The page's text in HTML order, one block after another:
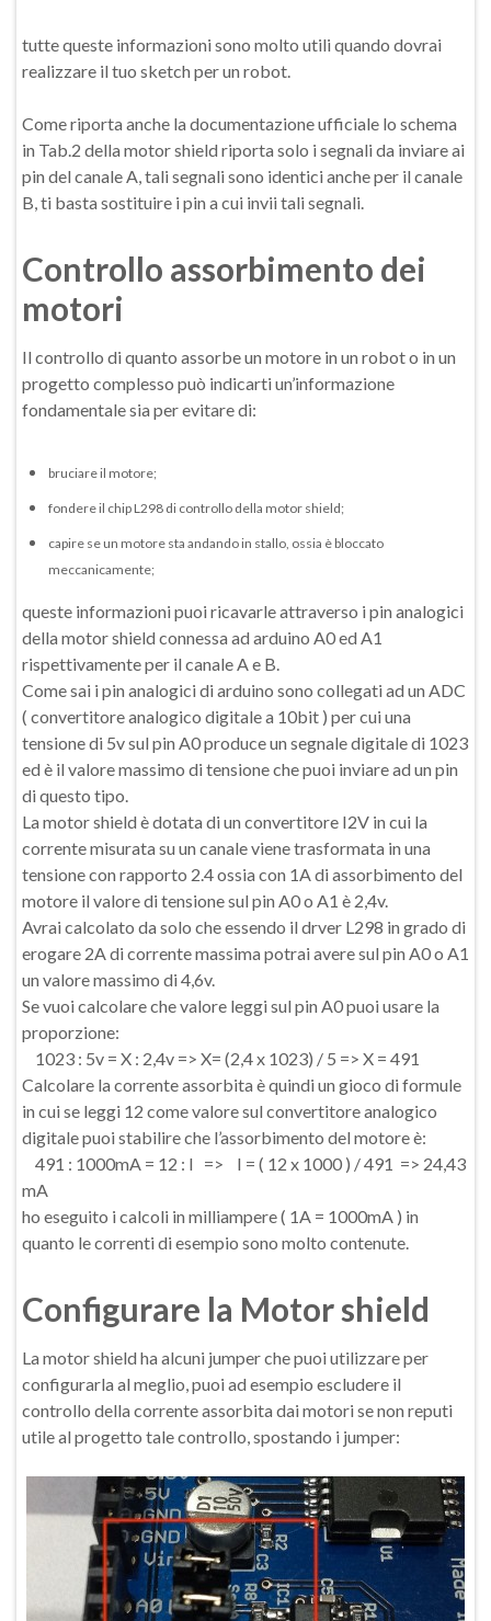
tutte queste informazioni sono molto utili quando dovrai
realizzare il tuo sketch per un robot.
Come riporta anche la documentazione ufficiale lo schema
in Tab.2 della motor shield riporta solo i segnali da inviare ai
pin del canale A, tali segnali sono identici anche per il canale
B, ti basta sostituire i pin a cui invii tali segnali.
Controllo assorbimento dei
motori
Il controllo di quanto assorbe un motore in un robot o in un
progetto complesso può indicarti un’informazione
fondamentale sia per evitare di:
bruciare il motore;
fondere il chip L298 di controllo della motor shield;
capire se un motore sta andando in stallo, ossia è bloccato
meccanicamente;
queste informazioni puoi ricavarle attraverso i pin analogici
della motor shield connessa ad arduino A0 ed A1
rispettivamente per il canale A e B.
Come sai i pin analogici di arduino sono collegati ad un ADC
( convertitore analogico digitale a 10bit ) per cui una
tensione di 5v sul pin A0 produce un segnale digitale di 1023
ed è il valore massimo di tensione che puoi inviare ad un pin
di questo tipo.
La motor shield è dotata di un convertitore I2V in cui la
corrente misurata su un canale viene trasformata in una
tensione con rapporto 2.4 ossia con 1A di assorbimento del
motore il valore di tensione sul pin A0 o A1 è 2,4v.
Avrai calcolato da solo che essendo il drver L298 in grado di
erogare 2A di corrente massima potrai avere sul pin A0 o A1
un valore massimo di 4,6v.
Se vuoi calcolare che valore leggi sul pin A0 puoi usare la
proporzione:
1023 : 5v = X : 2,4v => X= (2,4 x 1023) / 5 => X = 491
Calcolare la corrente assorbita è quindi un gioco di formule
in cui se leggi 12 come valore sul convertitore analogico
digitale puoi stabilire che l’assorbimento del motore è:
491 : 1000mA = 12 : I => I = ( 12 x 1000 ) / 491 => 24,43
mA
ho eseguito i calcoli in milliampere ( 1A = 1000mA ) in
quanto le correnti di esempio sono molto contenute.
Configurare la Motor shield
La motor shield ha alcuni jumper che puoi utilizzare per
configurarla al meglio, puoi ad esempio escludere il
controllo della corrente assorbita dai motori se non reputi
utile al progetto tale controllo, spostando i jumper: